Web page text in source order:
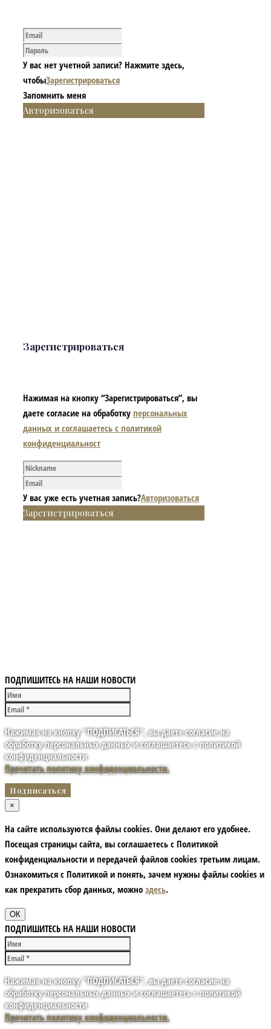
У вас нет учетной записи? Нажмите здесь,
чтобыЗарегистрироваться
Запомнить меня
Авторизоваться
Зарегистрироваться
Нажимая на кнопку “Зарегистрироваться”, вы
даете согласие на обработку персональных
данных и соглашаетесь с политикой
конфиденциальност
У вас уже есть учетная запись?Авторизоваться
Зарегистрироваться
ПОДПИШИТЕСЬ НА НАШИ НОВОСТИ
Нажимая на кнопку "ПОДПИСАТЬСЯ", вы даете согласие на
обработку персональных данных и соглашаетесь с политикой
конфиденциальности
Прочитать политику конфиденциальности.
×
На сайте используются файлы cookies. Они делают его удобнее.
Посещая страницы сайта, вы соглашаетесь с Политикой
конфиденциальности и передачей файлов cookies третьим лицам.
Ознакомиться с Политикой и понять, зачем нужны файлы сookies и
как прекратить сбор данных, можно здесь.
ОК
ПОДПИШИТЕСЬ НА НАШИ НОВОСТИ
Нажимая на кнопку "ПОДПИСАТЬСЯ", вы даете согласие на
обработку персональных данных и соглашаетесь с политикой
конфиденциальности
Прочитать политику конфиденциальности.